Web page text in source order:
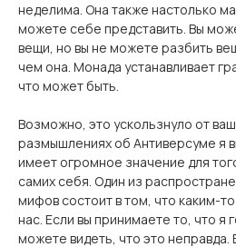
неделима. Она также настолько
можете себе представить. Вы
вещи, но вы не можете разбить
чем она. Монада устанавливает
что может быть.
Возможно, это ускользнуло от
размышлениях об Антиверсуме я
имеет огромное значение для
самих себя. Один из
мифов состоит в том, что каким-
нас. Если вы принимаете то, что я
можете видеть, что это